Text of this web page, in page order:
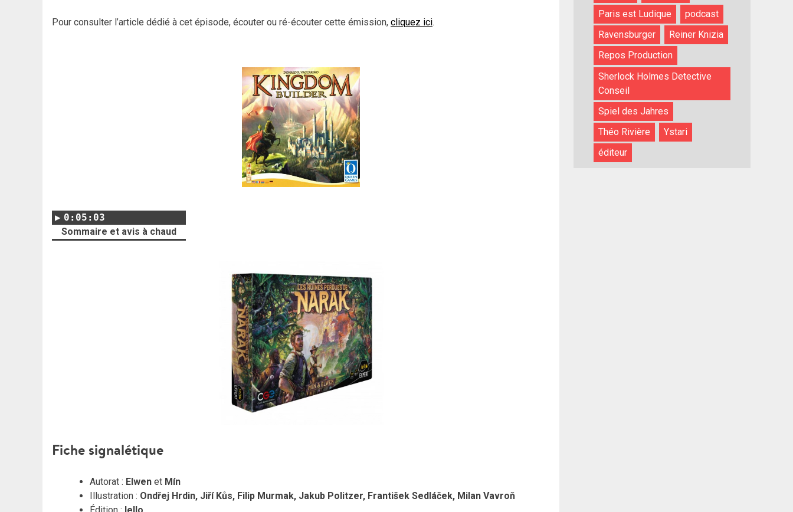
Pour consulter l’article dédié à cet épisode, écouter ou ré-écouter cette émission, cliquez ici.
0:05:03
Sommaire et avis à chaud
Fiche signalétique
Autorat : Elwen et Mín
Illustration : Ondřej Hrdin, Jiří Kůs, Filip Murmak, Jakub Politzer, František Sedláček, Milan Vavroň
Paris est Ludique
podcast
Ravensburger
Reiner Knizia
Repos Production
Sherlock Holmes Detective
Conseil
Spiel des Jahres
Théo Rivière
Ystari
éditeur